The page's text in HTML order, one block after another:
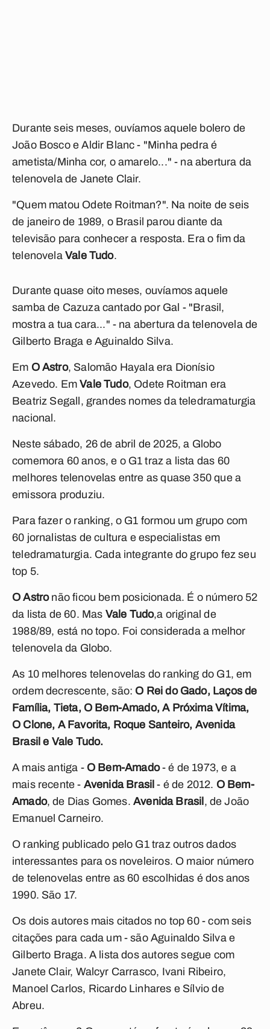
Durante seis meses, ouvíamos aquele bolero de
João Bosco e Aldir Blanc - "Minha pedra é
ametista/Minha cor, o amarelo..." - na abertura da
telenovela de Janete Clair.
"Quem matou Odete Roitman?". Na noite de seis
de janeiro de 1989, o Brasil parou diante da
televisão para conhecer a resposta. Era o fim da
telenovela Vale Tudo.
Durante quase oito meses, ouvíamos aquele
samba de Cazuza cantado por Gal - "Brasil,
mostra a tua cara..." - na abertura da telenovela de
Gilberto Braga e Aguinaldo Silva.
Em O Astro, Salomão Hayala era Dionísio
Azevedo. EmVale Tudo, Odete Roitman era
Beatriz Segall, grandes nomes da teledramaturgia
nacional.
Neste sábado, 26 de abril de 2025, a Globo
comemora 60 anos, e o G1 traz a lista das 60
melhores telenovelas entre as quase 350 que a
emissora produziu.
Para fazer o ranking, o G1 formou um grupo com
60 jornalistas de cultura e especialistas em
teledramaturgia. Cada integrante do grupo fez seu
top 5.
O Astronão ficou bem posicionada. É o número 52
da lista de 60. Mas Vale Tudo,a original de
1988/89, está no topo. Foi considerada a melhor
telenovela da Globo.
As 10 melhores telenovelas do ranking do G1, em
ordem decrescente, são: O Rei do Gado, Laços de
Família, Tieta, O Bem-Amado, A Próxima Vítima,
O Clone, A Favorita, Roque Santeiro, Avenida
Brasil e Vale Tudo.
A mais antiga - O Bem-Amado- é de 1973, e a
mais recente - Avenida Brasil - é de 2012. O Bem-
Amado, de Dias Gomes. Avenida Brasil , de João
Emanuel Carneiro.
O ranking publicado pelo G1 traz outros dados
interessantes para os noveleiros. O maior número
de telenovelas entre as 60 escolhidas é dos anos
1990. São 17.
Os dois autores mais citados no top 60 - com seis
citações para cada um - são Aguinaldo Silva e
Gilberto Braga. A lista dos autores segue com
Janete Clair, Walcyr Carrasco, Ivani Ribeiro,
Manoel Carlos, Ricardo Linhares e Sílvio de
Abreu.